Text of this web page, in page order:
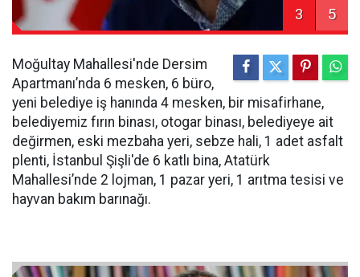
3 5
Moğultay Mahallesi'nde Dersim
Apartmanı’nda 6 mesken, 6 büro,
yeni belediye iş hanında 4 mesken, bir misafirhane,
belediyemiz fırın binası, otogar binası, belediyeye ait
değirmen, eski mezbaha yeri, sebze hali, 1 adet asfalt
plenti, İstanbul Şişli'de 6 katlı bina, Atatürk
Mahallesi’nde 2 lojman, 1 pazar yeri, 1 arıtma tesisi ve
hayvan bakım barınağı.